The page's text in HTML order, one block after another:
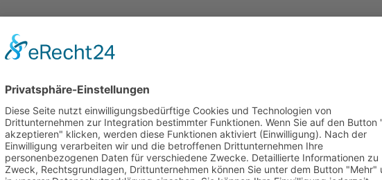
Schauen Sie doch einmal auf unsere Website und schicken Sie uns
und in Kleinenbroich aufgewachsen. Sie kommt aus einer
eine hohe Affinität zum Thema Fußball und Sport im allgemeinen.